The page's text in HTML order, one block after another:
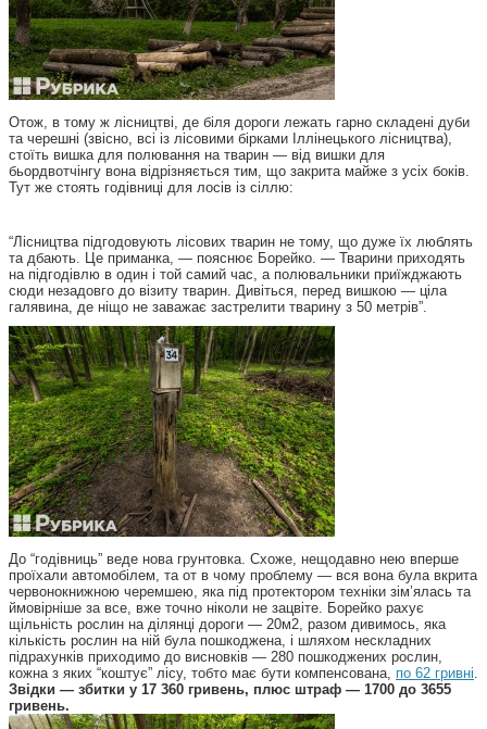
Отож, в тому ж лісництві, де біля дороги лежать гарно складені дуби
та черешні (звісно, всі із лісовими бірками Іллінецького лісництва),
стоїть вишка для полювання на тварин — від вишки для
бьордвотчінгу вона відрізняється тим, що закрита майже з усіх боків.
Тут же стоять годівниці для лосів із сіллю:
“Лісництва підгодовують лісових тварин не тому, що дуже їх люблять
та дбають. Це приманка, — пояснює Борейко. — Тварини приходять
на підгодівлю в один і той самий час, а полювальники приїжджають
сюди незадовго до візиту тварин. Дивіться, перед вишкою — ціла
галявина, де ніщо не заважає застрелити тварину з 50 метрів”.
До “годівниць” веде нова грунтовка. Схоже, нещодавно нею вперше
проїхали автомобілем, та от в чому проблему — вся вона була вкрита
червонокнижною черемшею, яка під протектором техніки зім’ялась та
ймовірніше за все, вже точно ніколи не зацвіте. Борейко рахує
щільність рослин на ділянці дороги — 20м2, разом дивимось, яка
кількість рослин на ній була пошкоджена, і шляхом нескладних
підрахунків приходимо до висновків — 280 пошкоджених рослин,
кожна з яких “коштує” лісу, тобто має бути компенсована, по 62 гривні.
Звідки — збитки у 17 360 гривень, плюс штраф — 1700 до 3655
гривень.